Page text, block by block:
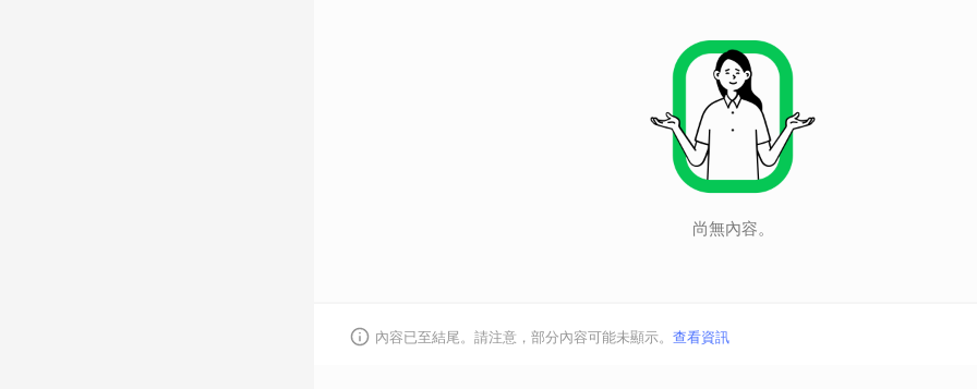
尚無內容。
內容已至結尾。請注意，部分內容可能未顯示。 查看資訊